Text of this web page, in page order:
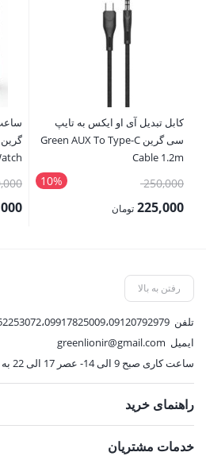
کابل تبدیل آی او ایکس به تایپ
سی گرین Green AUX To Type-C
Cable 1.2m
10% 250,000قیمت
اصلی:225,000 تومان
225,000 تومان.
رفتن به بالا
تلفن
ایمیل greenlionir@gmail.com
ساعت کاری صبح 9 الی 14- عصر 17 الی 22 به غیر از تعطیلات رسمی
راهنمای خرید
خدمات مشتریان